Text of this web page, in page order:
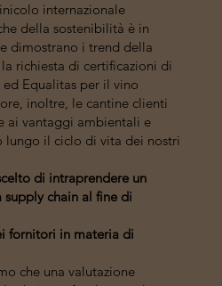
internazionale
della sostenibilità è in
dimostrano i trend della
richiesta di certificazioni di
Equalitas per il vino
inoltre, le cantine clienti
ai vantaggi ambientali e
lungo il ciclo di vita dei nostri
di intraprendere un
chain al fine di
fornitori in materia di
che una valutazione